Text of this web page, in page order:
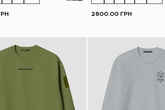
2800.00 ГРН